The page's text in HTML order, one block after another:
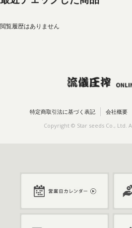
閲覧履歴はありません
特定商取引法に基づく表記 会社概要
Copyright © Star seeds Co., Ltd.